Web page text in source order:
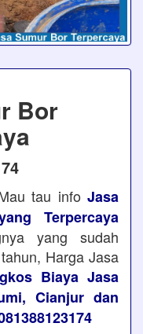
Bor
tau infoJasa
Terpercaya
yang sudah
Harga Jasa
Biaya Jasa
Cianjur dan